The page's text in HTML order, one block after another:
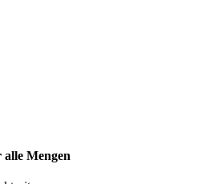
Mengen